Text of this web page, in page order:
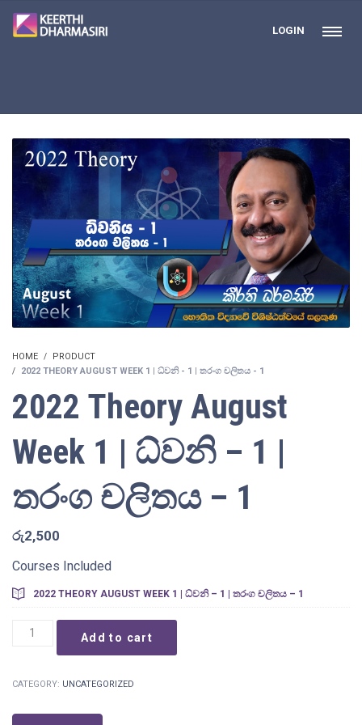
LOGIN
HOME
PRODUCT
2022 THEORY AUGUST WEEK 1 | ධ්වනි - 1 | තරංග චලිතය - 1
2022 Theory August
Week 1 | ධ්වනි – 1 |
තරංග චලිතය – 1
රු2,500
Courses Included
2022 THEORY AUGUST WEEK 1 | ධ්වනි – 1 | තරංග චලිතය – 1
2022
Week
|
Add to cart
CATEGORY: UNCATEGORIZED